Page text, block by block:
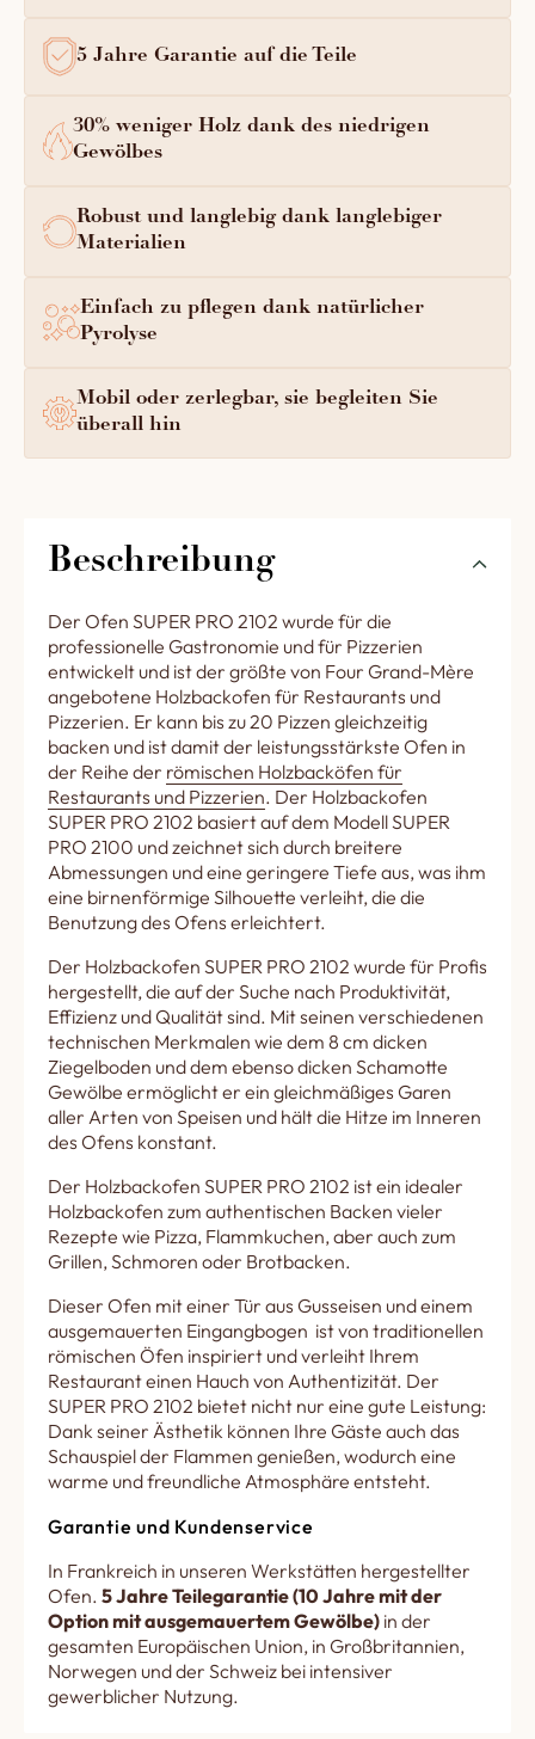
5 Jahre Garantie auf die Teile
30% weniger Holz dank des niedrigen
Gewölbes
Robust und langlebig dank langlebiger
Materialien
Einfach zu pflegen dank natürlicher
Pyrolyse
Mobil oder zerlegbar, sie begleiten Sie
überall hin
Beschreibung
Der Ofen SUPER PRO 2102 wurde für die
professionelle Gastronomie und für Pizzerien
entwickelt und ist der größte von Four Grand-Mère
angebotene Holzbackofen für Restaurants und
Pizzerien. Er kann bis zu 20 Pizzen gleichzeitig
backen und ist damit der leistungsstärkste Ofen in
der Reihe der römischen Holzbacköfen für
Restaurants und Pizzerien. Der Holzbackofen
SUPER PRO 2102 basiert auf dem Modell SUPER
PRO 2100 und zeichnet sich durch breitere
Abmessungen und eine geringere Tiefe aus, was ihm
eine birnenförmige Silhouette verleiht, die die
Benutzung des Ofens erleichtert.
Der Holzbackofen SUPER PRO 2102 wurde für Profis
hergestellt, die auf der Suche nach Produktivität,
Effizienz und Qualität sind. Mit seinen verschiedenen
technischen Merkmalen wie dem 8 cm dicken
Ziegelboden und dem ebenso dicken Schamotte
Gewölbe ermöglicht er ein gleichmäßiges Garen
aller Arten von Speisen und hält die Hitze im Inneren
des Ofens konstant.
Der Holzbackofen SUPER PRO 2102 ist ein idealer
Holzbackofen zum authentischen Backen vieler
Rezepte wie Pizza, Flammkuchen, aber auch zum
Grillen, Schmoren oder Brotbacken.
Dieser Ofen mit einer Tür aus Gusseisen und einem
ausgemauerten Eingangbogen ist von traditionellen
römischen Öfen inspiriert und verleiht Ihrem
Restaurant einen Hauch von Authentizität. Der
SUPER PRO 2102 bietet nicht nur eine gute Leistung:
Dank seiner Ästhetik können Ihre Gäste auch das
Schauspiel der Flammen genießen, wodurch eine
warme und freundliche Atmosphäre entsteht.
Garantie und Kundenservice
In Frankreich in unseren Werkstätten hergestellter
Ofen. 5 Jahre Teilegarantie (10 Jahre mit der
Option mit ausgemauertem Gewölbe) in der
gesamten Europäischen Union, in Großbritannien,
Norwegen und der Schweiz bei intensiver
gewerblicher Nutzung.